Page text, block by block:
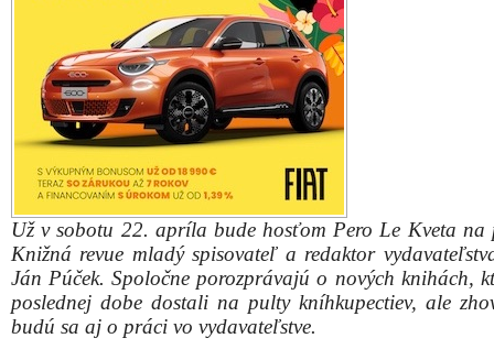
Už v sobotu 22. apríla bude hosťom Pero Le Kveta na
Knižná revue mladý spisovateľ a redaktor
Ján Púček. Spoločne porozprávajú o nových knihách,
poslednej dobe dostali na pulty kníhkupectiev, ale
budú sa aj o práci vo vydavateľstve.